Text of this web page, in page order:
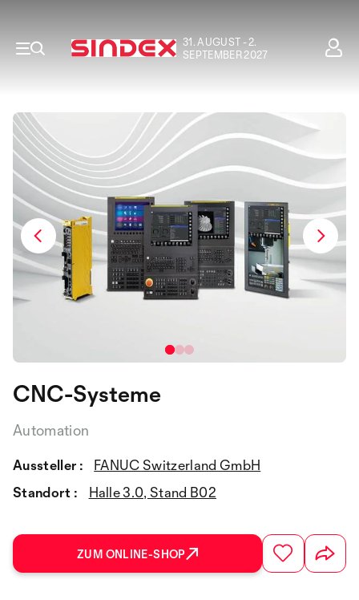
31. AUGUST - 2.
SEPTEMBER 2027
CNC-Systeme
Automation
Aussteller :
FANUC Switzerland GmbH
Standort :
Halle 3.0, Stand B02
ZUM ONLINE-SHOP